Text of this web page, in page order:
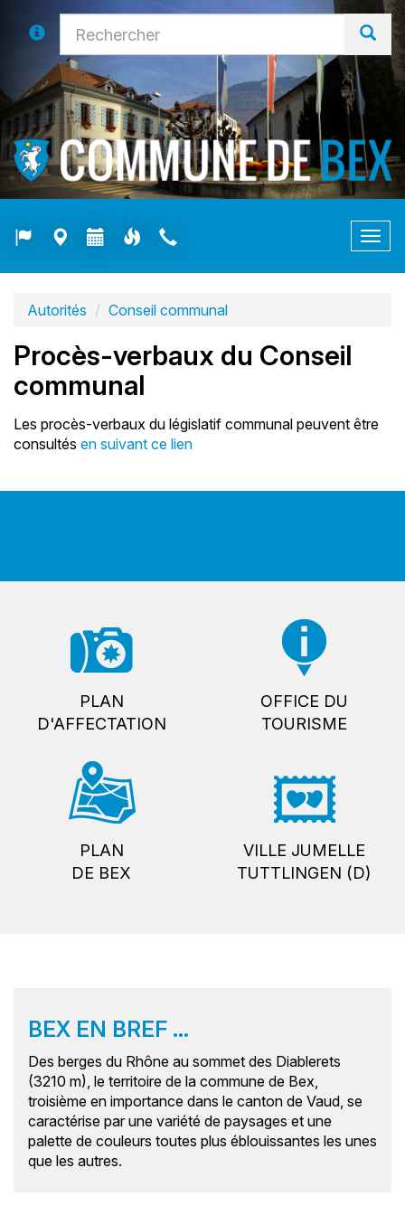
Autorités Conseil communal
Procès-verbaux du Conseil
communal
Les procès-verbaux du législatif communal peuvent être
consultés en suivant ce lien
PLAN
D'AFFECTATION
OFFICE DU
TOURISME
PLAN
DE BEX
VILLE JUMELLE
TUTTLINGEN (D)
BEX EN BREF ...
Des berges du Rhône au sommet des Diablerets
(3210 m), le territoire de la commune de Bex,
troisième en importance dans le canton de Vaud, se
caractérise par une variété de paysages et une
palette de couleurs toutes plus éblouissantes les unes
que les autres.